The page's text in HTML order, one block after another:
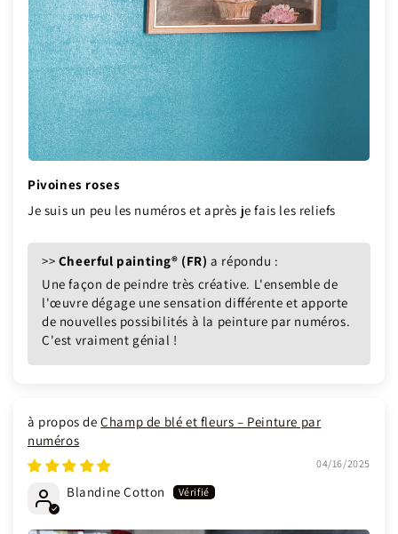
Pivoines roses
Je suis un peu les numéros et après je fais les reliefs
>> Cheerful painting® (FR) a répondu :
Une façon de peindre très créative. L'ensemble de
l'œuvre dégage une sensation différente et apporte
de nouvelles possibilités à la peinture par numéros.
C'est vraiment génial !
Champ de blé et fleurs – Peinture par
numéros
04/16/2025
Blandine Cotton